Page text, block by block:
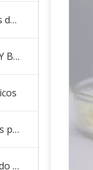
Auxiliares de plástico, ayudas de procesamiento y aditivos
PLATO DE AGUA QUÍMICOS Y BOICIDES
Resinas, pigmentos y aditivos para recubrimientos y tintas
Productos químicos de cuidado diario